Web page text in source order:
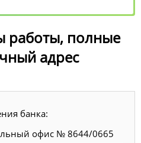
работы, полные
адрес
банка:
офис № 8644/0665